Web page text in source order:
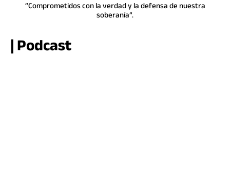
“Comprometidos con la verdad y la defensa de nuestra
soberanía”.
| Podcast